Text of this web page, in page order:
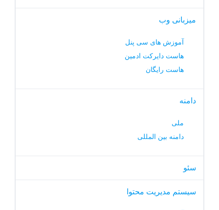
میزبانی وب
آموزش های سی پنل
هاست دایرکت ادمین
هاست رایگان
دامنه
ملی
دامنه بین المللی
سئو
سیستم مدیریت محتوا